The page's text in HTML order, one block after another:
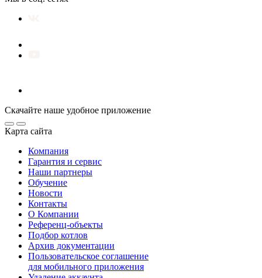
Скачайте наше удобное приложение
Карта сайта
Компания
Гарантия и сервис
Наши партнеры
Обучение
Новости
Контакты
О Компании
Референц-объекты
Подбор котлов
Архив документации
Пользовательское соглашение
для мобильного приложения